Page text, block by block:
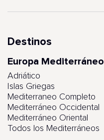
Destinos
Europa Mediterráneo
Adriático
Islas Griegas
Mediterraneo Completo
Mediterráneo Occidental
Mediterráneo Oriental
Todos los Mediterráneos